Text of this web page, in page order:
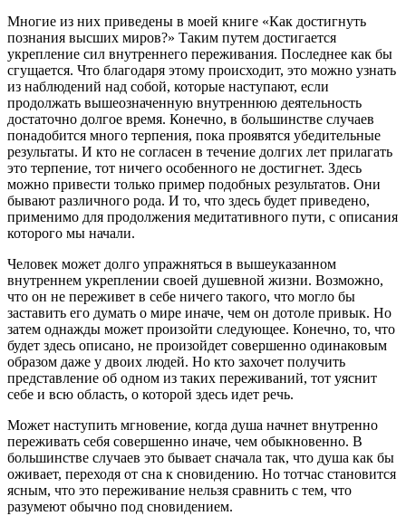
Многие из них приведены в моей книге «Как достигнуть
познания высших миров?» Таким путем достигается
укрепление сил внутреннего переживания. Последнее как бы
сгущается. Что благодаря этому происходит, это можно узнать
из наблюдений над собой, которые наступают, если
продолжать вышеозначенную внутреннюю деятельность
достаточно долгое время. Конечно, в большинстве случаев
понадобится много терпения, пока проявятся убедительные
результаты. И кто не согласен в течение долгих лет прилагать
это терпение, тот ничего особенного не достигнет. Здесь
можно привести только пример подобных результатов. Они
бывают различного рода. И то, что здесь будет приведено,
применимо для продолжения медитативного пути, с описания
которого мы начали.
Человек может долго упражняться в вышеуказанном
внутреннем укреплении своей душевной жизни. Возможно,
что он не переживет в себе ничего такого, что могло бы
заставить его думать о мире иначе, чем он дотоле привык. Но
затем однажды может произойти следующее. Конечно, то, что
будет здесь описано, не произойдет совершенно одинаковым
образом даже у двоих людей. Но кто захочет получить
представление об одном из таких переживаний, тот уяснит
себе и всю область, о которой здесь идет речь.
Может наступить мгновение, когда душа начнет внутренно
переживать себя совершенно иначе, чем обыкновенно. В
большинстве случаев это бывает сначала так, что душа как бы
оживает, переходя от сна к сновидению. Но тотчас становится
ясным, что это переживание нельзя сравнить с тем, что
разумеют обычно под сновидением.